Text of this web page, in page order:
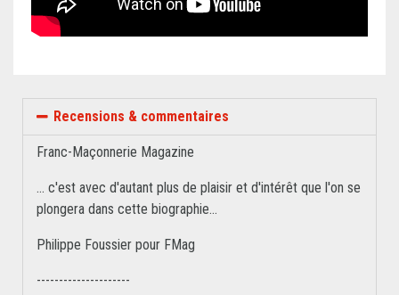
Recensions & commentaires
Franc-Maçonnerie Magazine
... c'est avec d'autant plus de plaisir et d'intérêt que l'on se
plongera dans cette biographie...
Philippe Foussier pour FMag
---------------------